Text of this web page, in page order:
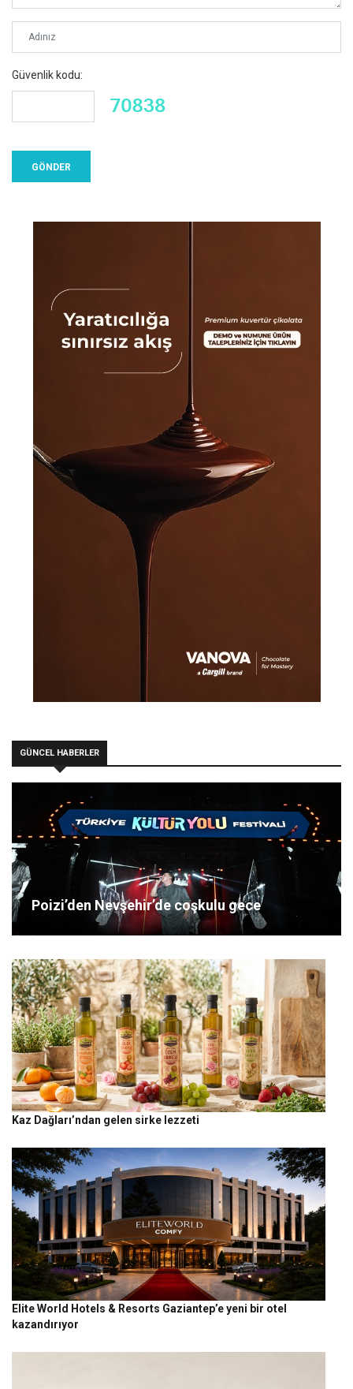
Güvenlik kodu:
GÜNCEL HABERLER
Poizi’den Nevşehir’de coşkulu gece
Kaz Dağları’ndan gelen sirke lezzeti
Elite World Hotels & Resorts Gaziantep’e yeni bir otel
kazandırıyor